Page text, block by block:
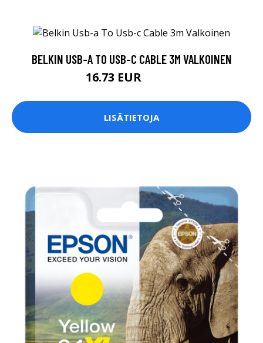
BELKIN USB-A TO USB-C CABLE 3M VALKOINEN
16.73 EUR
LISÄTIETOJA